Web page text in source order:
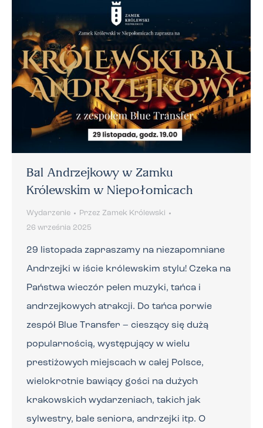
Bal Andrzejkowy w Zamku
Królewskim w Niepołomicach
Wydarzenie Przez Zamek Królewski
26 września 2025
29 listopada zapraszamy na niezapomniane
Andrzejki w iście królewskim stylu! Czeka na
Państwa wieczór pełen muzyki, tańca i
andrzejkowych atrakcji. Do tańca porwie
zespół Blue Transfer – cieszący się dużą
popularnością, występujący w wielu
prestiżowych miejscach w całej Polsce,
wielokrotnie bawiący gości na dużych
krakowskich wydarzeniach, takich jak
sylwestry, bale seniora, andrzejki itp. O